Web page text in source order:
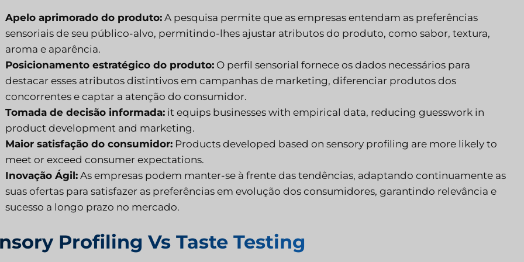
Apelo aprimorado do produto: A pesquisa permite que as empresas entendam as preferências
sensoriais de seu público-alvo, permitindo-lhes ajustar atributos do produto, como sabor, textura,
aroma e aparência.
Posicionamento estratégico do produto: O perfil sensorial fornece os dados necessários para
destacar esses atributos distintivos em campanhas de marketing, diferenciar produtos dos
concorrentes e captar a atenção do consumidor.
Tomada de decisão informada: it equips businesses with empirical data, reducing guesswork in
product development and marketing.
Maior satisfação do consumidor: Products developed based on sensory profiling are more likely to
meet or exceed consumer expectations.
Inovação Ágil: As empresas podem manter-se à frente das tendências, adaptando continuamente as
suas ofertas para satisfazer as preferências em evolução dos consumidores, garantindo relevância e
sucesso a longo prazo no mercado.
Profiling Vs Taste Testing